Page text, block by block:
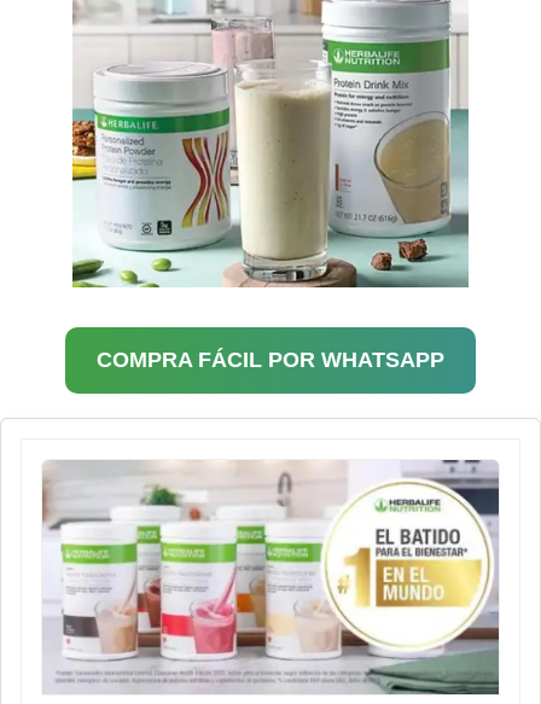
COMPRA FÁCIL POR WHATSAPP